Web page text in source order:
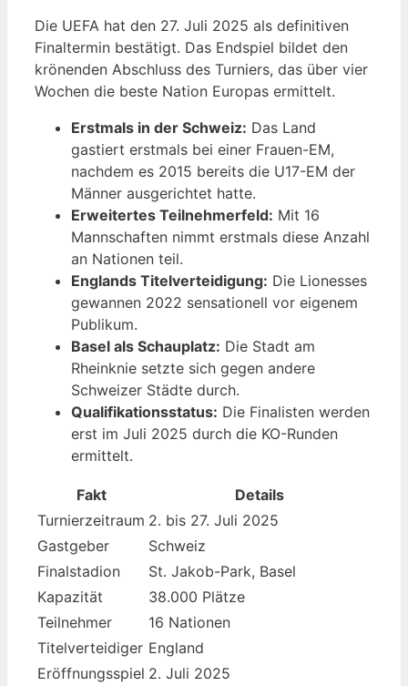
Die UEFA hat den 27. Juli 2025 als definitiven
Finaltermin bestätigt. Das Endspiel bildet den
krönenden Abschluss des Turniers, das über vier
Wochen die beste Nation Europas ermittelt.
Erstmals in der Schweiz: Das Land
gastiert erstmals bei einer Frauen-EM,
nachdem es 2015 bereits die U17-EM der
Männer ausgerichtet hatte.
Erweitertes Teilnehmerfeld: Mit 16
Mannschaften nimmt erstmals diese Anzahl
an Nationen teil.
Englands Titelverteidigung: Die Lionesses
gewannen 2022 sensationell vor eigenem
Publikum.
Basel als Schauplatz: Die Stadt am
Rheinknie setzte sich gegen andere
Schweizer Städte durch.
Qualifikationsstatus: Die Finalisten werden
erst im Juli 2025 durch die KO-Runden
ermittelt.
Fakt
Details
Turnierzeitraum 2. bis 27. Juli 2025
Gastgeber
Schweiz
Finalstadion
St. Jakob-Park, Basel
Kapazität
38.000 Plätze
Teilnehmer
16 Nationen
Titelverteidiger England
Eröffnungsspiel 2. Juli 2025